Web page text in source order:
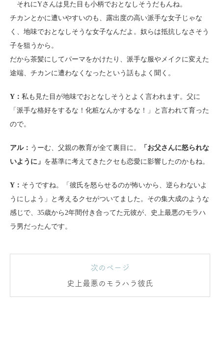
それにYさんは見た目も小柄でおとなしそうだもんね。
チカンとかに遭いやすいのも、露出度の高い派手な女子じゃな
く、地味でおとなしそうな女子なんだよ。奴らは抵抗しなさそう
子を狙うから。
だから茶髪にしてパーマをかけたり、派手な服やメイクに変えた
途端、チカンに遭わなくなったという話もよく聞く。
Y： 私も見た目が地味でおとなしそうとよく言われます。父に
「派手な格好をするな！化粧なんかするな！」と言われて育った
ので。
アル： うーむ、父親の教育が全て裏目に。
「お父さんに怒られな
いように」 を基準に考えてきたクセも恋愛に影響したのかもね。
Y： そうですね。「彼氏を怒らせるのが怖いから、逆らわないよ
うにしよう」と考えるクセがついてました。その集大成のような
感じで、35歳から2年間付き合ってた元彼が、史上最悪のモラハ
ラ男だったんです。
次のページ
史上最悪のモラハラ彼氏